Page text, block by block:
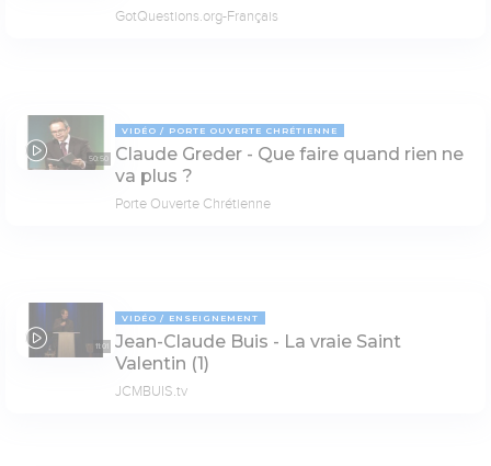
GotQuestions.org-Français
50:50
VIDÉO PORTE OUVERTE CHRÉTIENNE
Claude Greder - Que faire quand rien ne
va plus ?
Porte Ouverte Chrétienne
11:01
VIDÉO ENSEIGNEMENT
Jean-Claude Buis - La vraie Saint
Valentin (1)
JCMBUIS.tv